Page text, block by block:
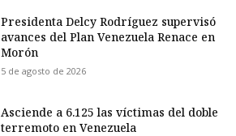
Presidenta Delcy Rodríguez supervisó
avances del Plan Venezuela Renace en
Morón
5 de agosto de 2026
Asciende a 6.125 las víctimas del doble
terremoto en Venezuela